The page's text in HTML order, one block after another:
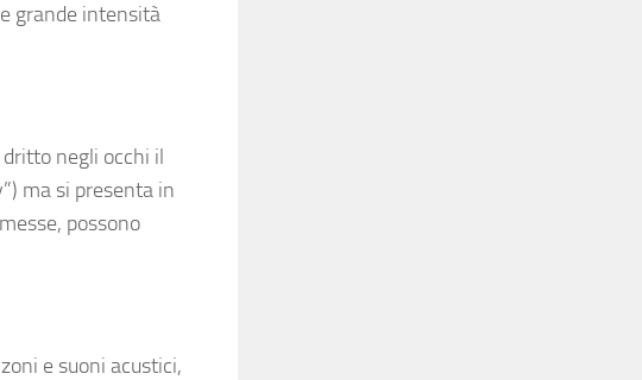
grande intensità
negli occhi il
ma si presenta in
possono
e suoni acustici,